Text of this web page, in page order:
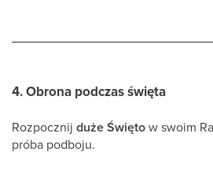
4.Obrona podczas święta
Rozpocznij duże Świętow swoim
próba podboju.